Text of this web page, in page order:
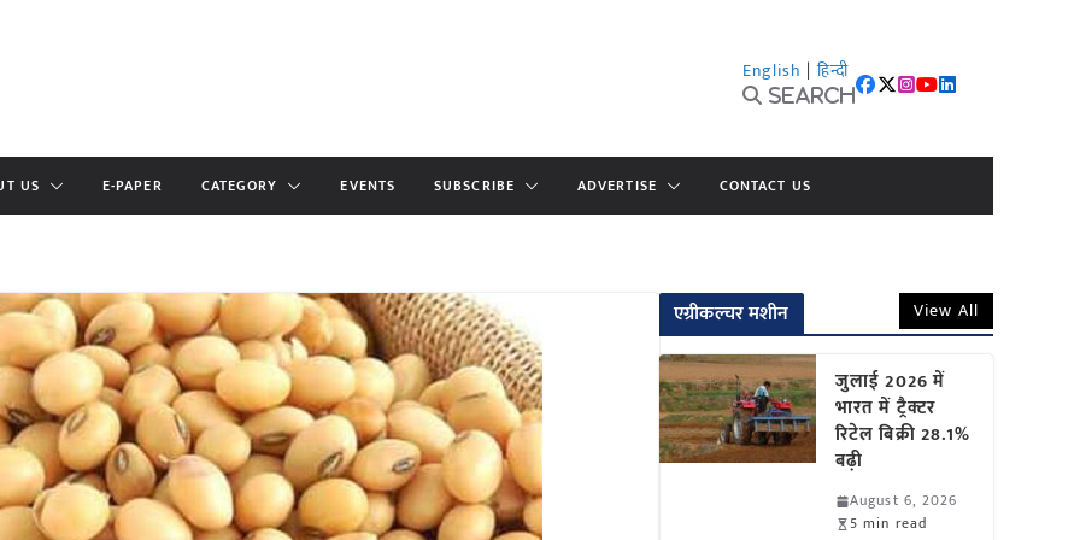
English | हिन्दी
Search
US E-PAPER CATEGORY EVENTS SUBSCRIBE ADVERTISE CONTACT US
एग्रीकल्चर मशीन View All
जुलाई 2026 में
भारत में ट्रैक्टर
रिटेल बिक्री 28.1%
बढ़ी
August 6, 2026
5 min read